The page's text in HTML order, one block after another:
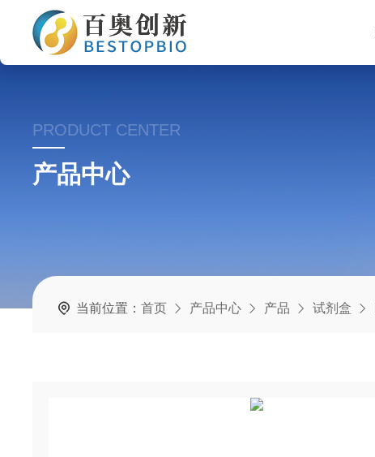
PRODUCT CENTER
产品中心
当前位置：首页 产品中心 产品 试剂盒